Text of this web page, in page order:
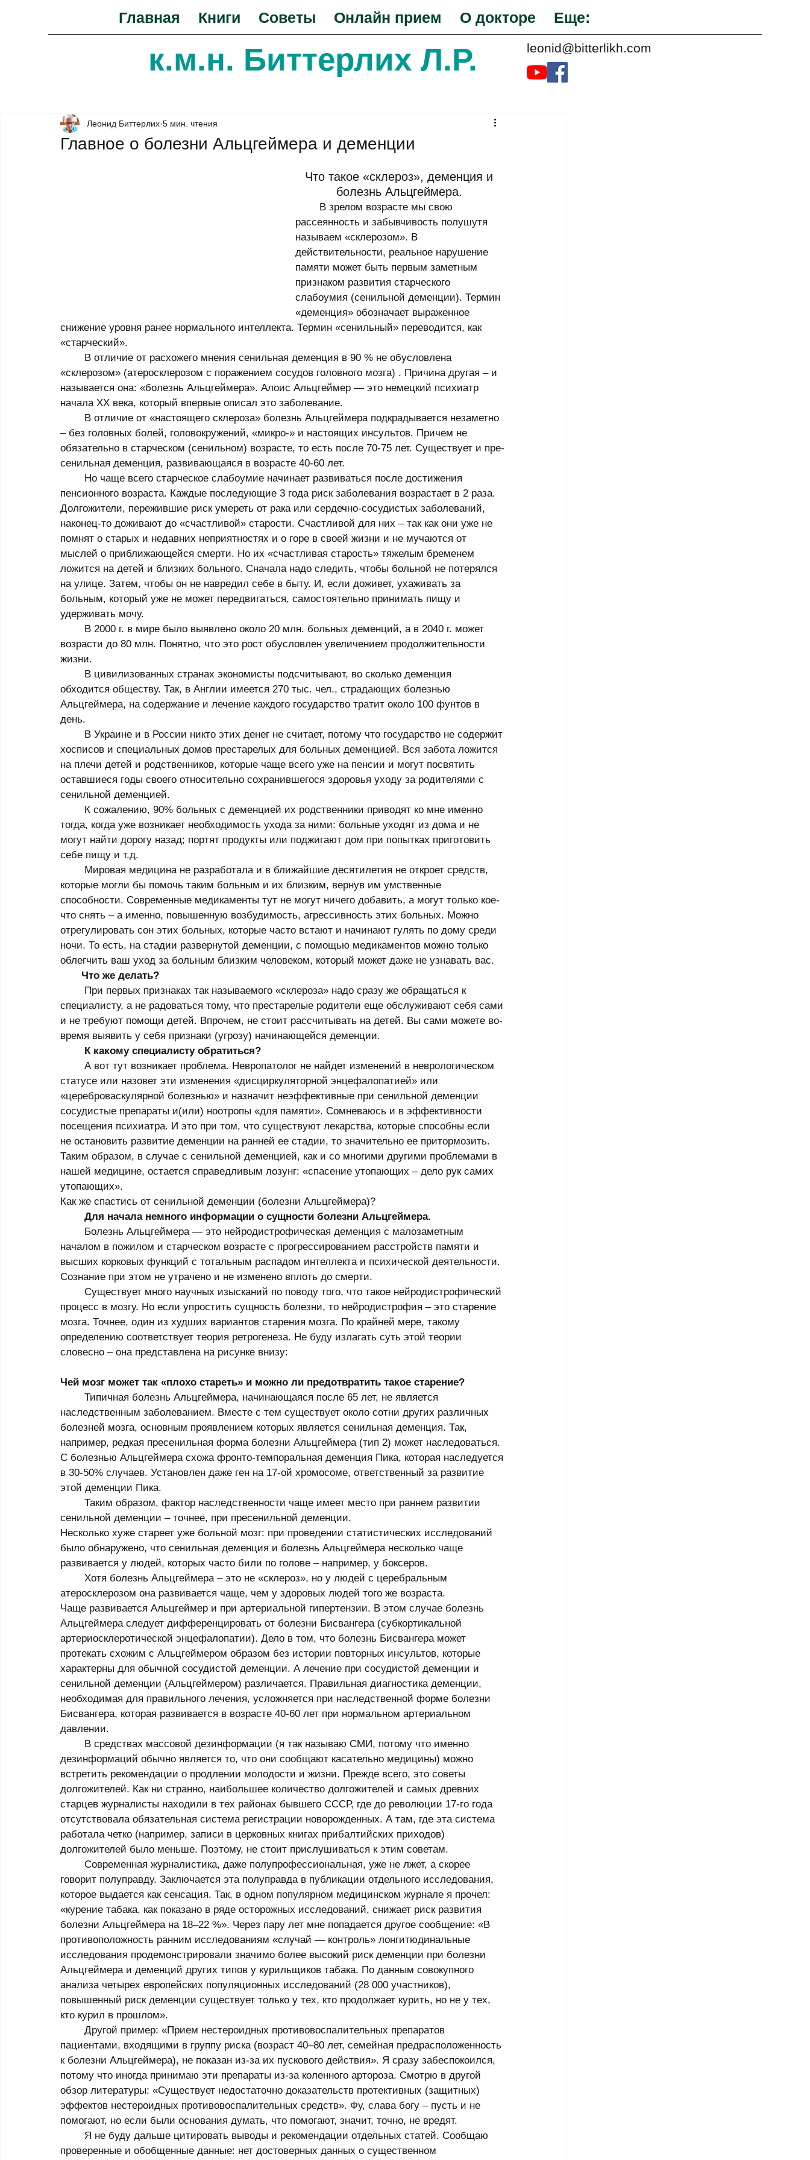
Главная Книги Советы Онлайн прием О докторе Еще:
leonid@bitterlikh.com
к.м.н. Биттерлих Л.Р.
Главное о болезни Альцгеймера и деменции
Леонид Биттерлих 5 мин. чтения
Что такое «склероз», деменция и
болезнь Альцгеймера.
рассеянность и забывчивость полушутя
называем «склерозом». В
действительности, реальное нарушение
памяти может быть первым заметным
признаком развития старческого
слабоумия (сенильной деменции). Термин
«деменция» обозначает выраженное
снижение уровня ранее нормального интеллекта. Термин «сенильный» переводится, как
«старческий».
«склерозом» (атеросклерозом с поражением сосудов головного мозга) . Причина другая – и
называется она: «болезнь Альцгеймера». Алоис Альцгеймер — это немецкий психиатр
начала XX века, который впервые описал это заболевание.
– без головных болей, головокружений, «микро-» и настоящих инсультов. Причем не
обязательно в старческом (сенильном) возрасте, то есть после 70-75 лет. Существует и пре-
сенильная деменция, развивающаяся в возрасте 40-60 лет.
пенсионного возраста. Каждые последующие 3 года риск заболевания возрастает в 2 раза.
Долгожители, пережившие риск умереть от рака или сердечно-сосудистых заболеваний,
наконец-то доживают до «счастливой» старости. Счастливой для них – так как они уже не
помнят о старых и недавних неприятностях и о горе в своей жизни и не мучаются от
мыслей о приближающейся смерти. Но их «счастливая старость» тяжелым бременем
ложится на детей и близких больного. Сначала надо следить, чтобы больной не потерялся
на улице. Затем, чтобы он не навредил себе в быту. И, если доживет, ухаживать за
больным, который уже не может передвигаться, самостоятельно принимать пищу и
удерживать мочу.
возрасти до 80 млн. Понятно, что это рост обусловлен увеличением продолжительности
жизни.
обходится обществу. Так, в Англии имеется 270 тыс. чел., страдающих болезнью
Альцгеймера, на содержание и лечение каждого государство тратит около 100 фунтов в
день.
хосписов и специальных домов престарелых для больных деменцией. Вся забота ложится
на плечи детей и родственников, которые чаще всего уже на пенсии и могут посвятить
оставшиеся годы своего относительно сохранившегося здоровья уходу за родителями с
сенильной деменцией.
тогда, когда уже возникает необходимость ухода за ними: больные уходят из дома и не
могут найти дорогу назад; портят продукты или поджигают дом при попытках приготовить
себе пищу и т.д.
которые могли бы помочь таким больным и их близким, вернув им умственные
способности. Современные медикаменты тут не могут ничего добавить, а могут только кое-
что снять – а именно, повышенную возбудимость, агрессивность этих больных. Можно
отрегулировать сон этих больных, которые часто встают и начинают гулять по дому среди
ночи. То есть, на стадии развернутой деменции, с помощью медикаментов можно только
облегчить ваш уход за больным близким человеком, который может даже не узнавать вас.
       Что же делать?
специалисту, а не радоваться тому, что престарелые родители еще обслуживают себя сами
и не требуют помощи детей. Впрочем, не стоит рассчитывать на детей. Вы сами можете во-
время выявить у себя признаки (угрозу) начинающейся деменции.
К какому специалисту обратиться?
статусе или назовет эти изменения «дисциркуляторной энцефалопатией» или
«цереброваскулярной болезнью» и назначит неэффективные при сенильной деменции
сосудистые препараты и(или) ноотропы «для памяти». Сомневаюсь и в эффективности
посещения психиатра. И это при том, что существуют лекарства, которые способны если
не остановить развитие деменции на ранней ее стадии, то значительно ее притормозить.
Таким образом, в случае с сенильной деменцией, как и со многими другими проблемами в
нашей медицине, остается справедливым лозунг: «спасение утопающих – дело рук самих
утопающих».
Как же спастись от сенильной деменции (болезни Альцгеймера)?
	Для начала немного информации о сущности болезни Альцгеймера.
началом в пожилом и старческом возрасте с прогрессированием расстройств памяти и
высших корковых функций с тотальным распадом интеллекта и психической деятельности.
Сознание при этом не утрачено и не изменено вплоть до смерти.
процесс в мозгу. Но если упростить сущность болезни, то нейродистрофия – это старение
мозга. Точнее, один из худших вариантов старения мозга. По крайней мере, такому
определению соответствует теория ретрогенеза. Не буду излагать суть этой теории
словесно – она представлена на рисунке внизу:
Чей мозг может так «плохо стареть» и можно ли предотвратить такое старение?
наследственным заболеванием. Вместе с тем существует около сотни других различных
болезней мозга, основным проявлением которых является сенильная деменция. Так,
например, редкая пресенильная форма болезни Альцгеймера (тип 2) может наследоваться.
С болезнью Альцгеймера схожа фронто-темпоральная деменция Пика, которая наследуется
в 30-50% случаев. Установлен даже ген на 17-ой хромосоме, ответственный за развитие
этой деменции Пика.
сенильной деменции – точнее, при пресенильной деменции.
Несколько хуже стареет уже больной мозг: при проведении статистических исследований
было обнаружено, что сенильная деменция и болезнь Альцгеймера несколько чаще
развивается у людей, которых часто били по голове – например, у боксеров.
атеросклерозом она развивается чаще, чем у здоровых людей того же возраста.
Чаще развивается Альцгеймер и при артериальной гипертензии. В этом случае болезнь
Альцгеймера следует дифференцировать от болезни Бисвангера (субкортикальной
артериосклеротической энцефалопатии). Дело в том, что болезнь Бисвангера может
протекать схожим с Альцгеймером образом без истории повторных инсультов, которые
характерны для обычной сосудистой деменции. А лечение при сосудистой деменции и
сенильной деменции (Альцгеймером) различается. Правильная диагностика деменции,
необходимая для правильного лечения, усложняется при наследственной форме болезни
Бисвангера, которая развивается в возрасте 40-60 лет при нормальном артериальном
давлении.
дезинформаций обычно является то, что они сообщают касательно медицины) можно
встретить рекомендации о продлении молодости и жизни. Прежде всего, это советы
долгожителей. Как ни странно, наибольшее количество долгожителей и самых древних
старцев журналисты находили в тех районах бывшего СССР, где до революции 17-го года
отсутствовала обязательная система регистрации новорожденных. А там, где эта система
работала четко (например, записи в церковных книгах прибалтийских приходов)
долгожителей было меньше. Поэтому, не стоит прислушиваться к этим советам.
говорит полуправду. Заключается эта полуправда в публикации отдельного исследования,
которое выдается как сенсация. Так, в одном популярном медицинском журнале я прочел:
«курение табака, как показано в ряде осторожных исследований, снижает риск развития
болезни Альцгеймера на 18–22 %». Через пару лет мне попадается другое сообщение: «В
противоположность ранним исследованиям «случай — контроль» лонгитюдинальные
исследования продемонстрировали значимо более высокий риск деменции при болезни
Альцгеймера и деменций других типов у курильщиков табака. По данным совокупного
анализа четырех европейских популяционных исследований (28 000 участников),
повышенный риск деменции существует только у тех, кто продолжает курить, но не у тех,
кто курил в прошлом».
пациентами, входящими в группу риска (возраст 40–80 лет, семейная предрасположенность
к болезни Альцгеймера), не показан из-за их пускового действия». Я сразу забеспокоился,
потому что иногда принимаю эти препараты из-за коленного артороза. Смотрю в другой
обзор литературы: «Существует недостаточно доказательств протективных (защитных)
эффектов нестероидных противовоспалительных средств». Фу, слава богу – пусть и не
помогают, но если были основания думать, что помогают, значит, точно, не вредят.
проверенные и обобщенные данные: нет достоверных данных о существенном